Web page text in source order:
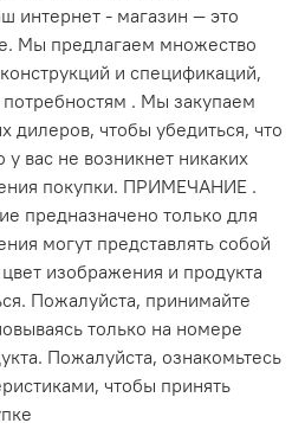
интернет - магазин — это
Мы предлагаем множество
и спецификаций,
. Мы закупаем
дилеров, чтобы убедиться, что
вас не возникнет никаких
покупки. ПРИМЕЧАНИЕ .
предназначено только для
могут представлять собой
изображения и продукта
Пожалуйста, принимайте
только на номере
Пожалуйста, ознакомьтесь
чтобы принять